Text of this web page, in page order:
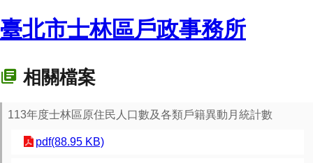
臺北市士林區戶政事務所
相關檔案
113年度士林區原住民人口數及各類戶籍異動月統計數
pdf(88.95 KB)